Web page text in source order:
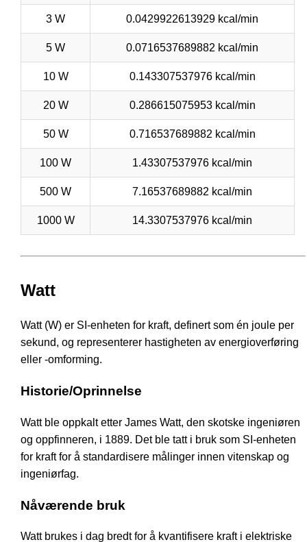
3 W 0.0429922613929 kcal/min
5 W 0.0716537689882 kcal/min
10 W 0.143307537976 kcal/min
20 W 0.286615075953 kcal/min
50 W 0.716537689882 kcal/min
100 W 1.43307537976 kcal/min
500 W 7.16537689882 kcal/min
1000 W 14.3307537976 kcal/min
Watt
Watt (W) er SI-enheten for kraft, definert som én joule per
sekund, og representerer hastigheten av energioverføring
eller -omforming.
Historie/Oprinnelse
Watt ble oppkalt etter James Watt, den skotske ingeniøren
og oppfinneren, i 1889. Det ble tatt i bruk som SI-enheten
for kraft for å standardisere målinger innen vitenskap og
ingeniørfag.
Nåværende bruk
Watt brukes i dag bredt for å kvantifisere kraft i elektriske